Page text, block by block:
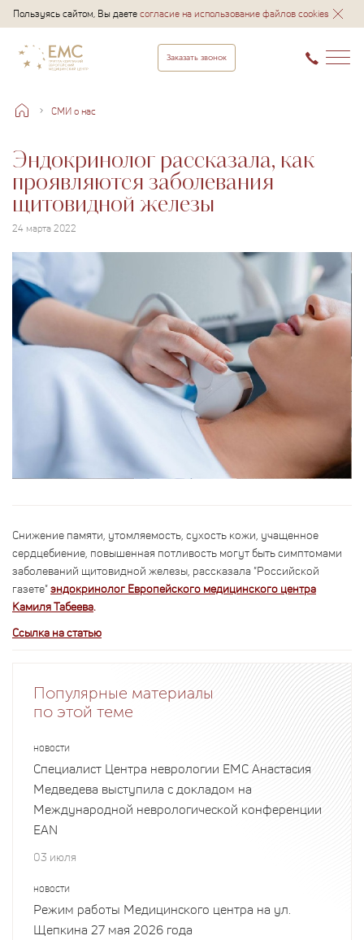
Пользуясь сайтом, Вы даетесогласие на использование файлов cookies
Заказать звонок
СМИ о нас
Эндокринолог рассказала, как
проявляются заболевания
щитовидной железы
24 марта 2022
Снижение памяти, утомляемость, сухость кожи, учащенное
сердцебиение, повышенная потливость могут быть симптомами
заболеваний щитовидной железы, рассказала "Российской
газете"эндокринолог Европейского медицинского центра
Камиля Табеева.
Ссылка на статью
Популярные материалы
по этой теме
НОВОСТИ
Специалист Центра неврологии EMC Анастасия
Медведева выступила с докладом на
Международной неврологической конференции
EAN
03 июля
НОВОСТИ
Режим работы Медицинского центра на ул.
Щепкина 27 мая 2026 года